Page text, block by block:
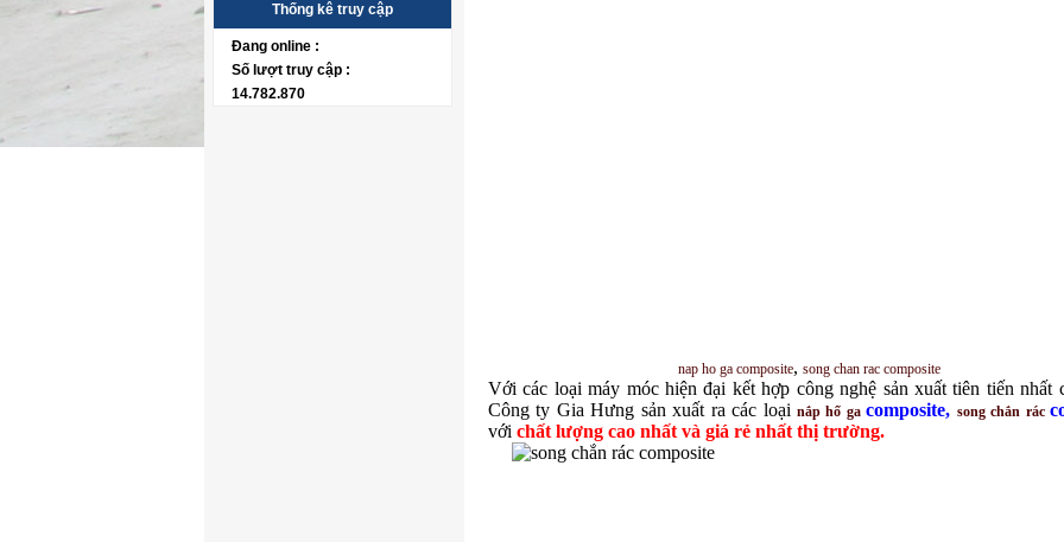
Thống kê truy cập
Đang online :
Số lượt truy cập :
14.782.870
nap ho ga composite, song chan rac composite
Với các loại máy móc hiện đại kết hợp công nghệ sản xuất tiên tiến nhất
Công ty Gia Hưng sản xuất ra các loại nắp hố gacomposite, song chắn rác
với chất lượng cao nhất và giá rẻ nhất thị trường.